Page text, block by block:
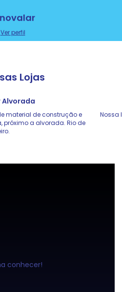
Ver perfil
Lojas
Alvorada
material de construção e
a alvorada. Rio de
Nossa
conhecer!